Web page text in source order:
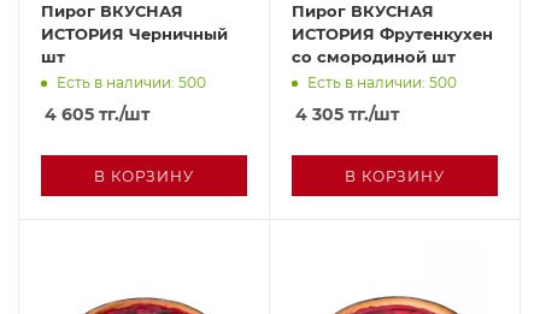
Пирог ВКУСНАЯ
ИСТОРИЯ Черничный
шт
Есть в наличии: 500
4 605 тг./шт
В КОРЗИНУ
Пирог ВКУСНАЯ
ИСТОРИЯ Фрутенкухен
со смородиной шт
Есть в наличии: 500
4 305 тг./шт
В КОРЗИНУ